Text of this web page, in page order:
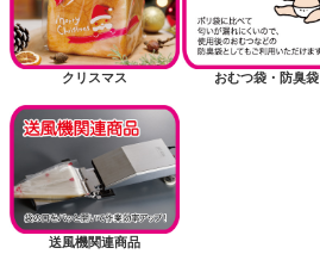
クリスマス おむつ袋・防臭袋
送風機関連商品